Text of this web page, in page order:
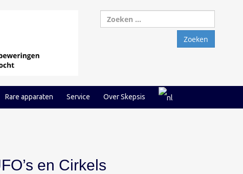
naar:
Rare apparaten Service Over Skepsis
en Cirkels